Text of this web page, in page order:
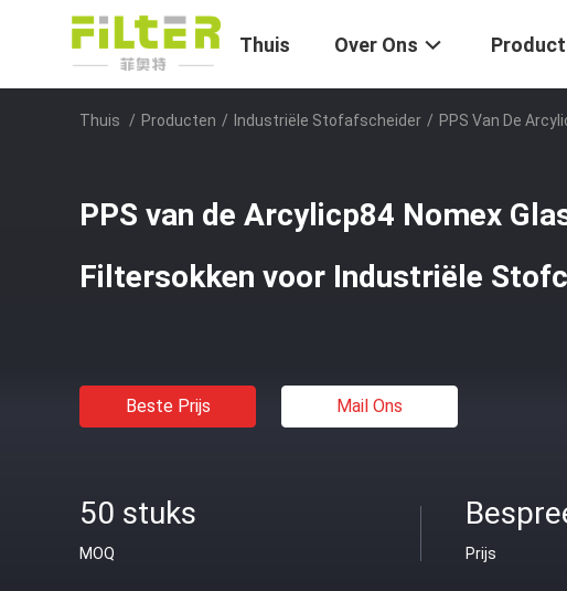
Thuis Over Ons
Thuis / Producten / Industriële Stofafscheider / PPS Van De
PPS van de Arcylicp84 Nomex
Filtersokken voor Industriële
Beste Prijs Mail Ons
50 stuks
MOQ Prijs